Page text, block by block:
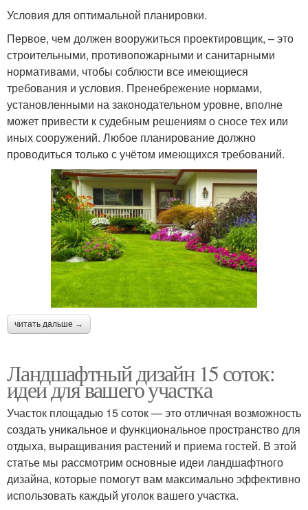
Условия для оптимальной планировки.
Первое, чем должен вооружиться проектировщик, – это
строительными, противопожарными и санитарными
нормативами, чтобы соблюсти все имеющиеся
требования и условия. Пренебрежение нормами,
установленными на законодательном уровне, вполне
может привести к судебным решениям о сносе тех или
иных сооружений. Любое планирование должно
проводиться только с учётом имеющихся требований.
читать дальше →
Ландшафтный дизайн 15 соток:
идеи для вашего участка
Участок площадью 15 соток — это отличная возможность
создать уникальное и функциональное пространство для
отдыха, выращивания растений и приема гостей. В этой
статье мы рассмотрим основные идеи ландшафтного
дизайна, которые помогут вам максимально эффективно
использовать каждый уголок вашего участка.